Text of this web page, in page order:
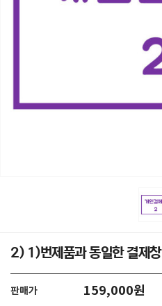
2) 1)번제품과 동일한 결제창
판매가 159,000원